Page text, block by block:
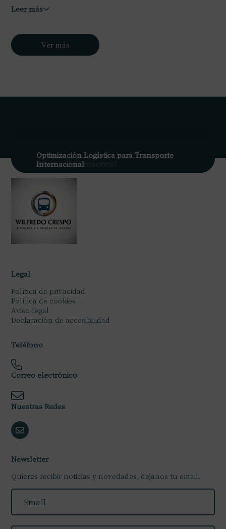
Leer más
Ver más
Optimización de Rutas Logísticas para
Transporte Eficiente
Optimización Logística para Transporte
Eficiente Internacional
Optimización Logística para Transporte
Internacional
Legal
Política de privacidad
Política de cookies
Aviso legal
Declaración de accesibilidad
Teléfono
Correo electrónico
Nuestras Redes
Newsletter
Quieres recibir noticias y novedades, dejanos tu email.